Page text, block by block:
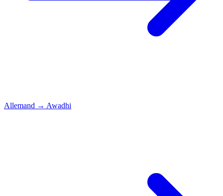
Allemand → Awadhi